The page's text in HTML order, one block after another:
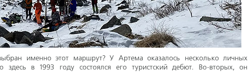
именно этот маршрут? У Артема оказалось несколько личных
здесь в 1993 году состоялся его туристский дебют. Во-вторых, он